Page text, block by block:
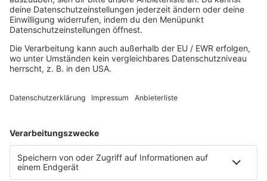
31.03.2025
Michael Jackson - Wanna Be Startin'
Somethin'
INFO
MARRS - Pump Up the Volume
The Human League - Being Boiled
INFO